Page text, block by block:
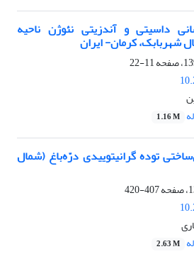
داسیتی و آندزیتی نئوژن ناحیه
11-22
1.16 M
توده گرانیتوییدی درّه‌باغ (شمال
407-420
2.63 M